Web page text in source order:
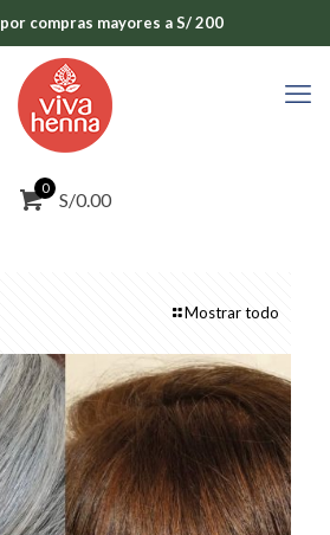
compras mayores a S/ 200
0
S/0.00
Mostrar todo